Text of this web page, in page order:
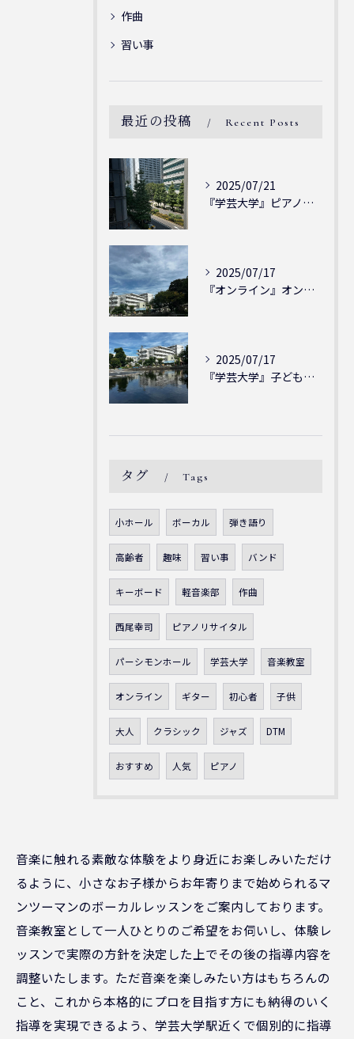
作曲
習い事
最近の投稿 Recent Posts
2025/07/21
『学芸大学』ピアノを弾ける喜び - シェリー・アーツ音楽教室...
2025/07/17
『オンライン』オンラインの会員様大募集中！シェリー・アーツ音...
2025/07/17
『学芸大学』子どもには子どもの表現が大切！シェリー・アーツ音...
タグ Tags
小ホール ボーカル 弾き語り
高齢者 趣味 習い事 バンド
キーボード 軽音楽部 作曲
西尾幸司 ピアノリサイタル
パーシモンホール 学芸大学 音楽教室
オンライン ギター 初心者 子供
大人 クラシック ジャズ DTM
おすすめ 人気 ピアノ
音楽に触れる素敵な体験をより身近にお楽しみいただけ
るように、小さなお子様からお年寄りまで始められるマ
ンツーマンのボーカルレッスンをご案内しております。
音楽教室として一人ひとりのご希望をお伺いし、体験レ
ッスンで実際の方針を決定した上でその後の指導内容を
調整いたします。ただ音楽を楽しみたい方はもちろんの
こと、これから本格的にプロを目指す方にも納得のいく
指導を実現できるよう、学芸大学駅近くで個別的に指導